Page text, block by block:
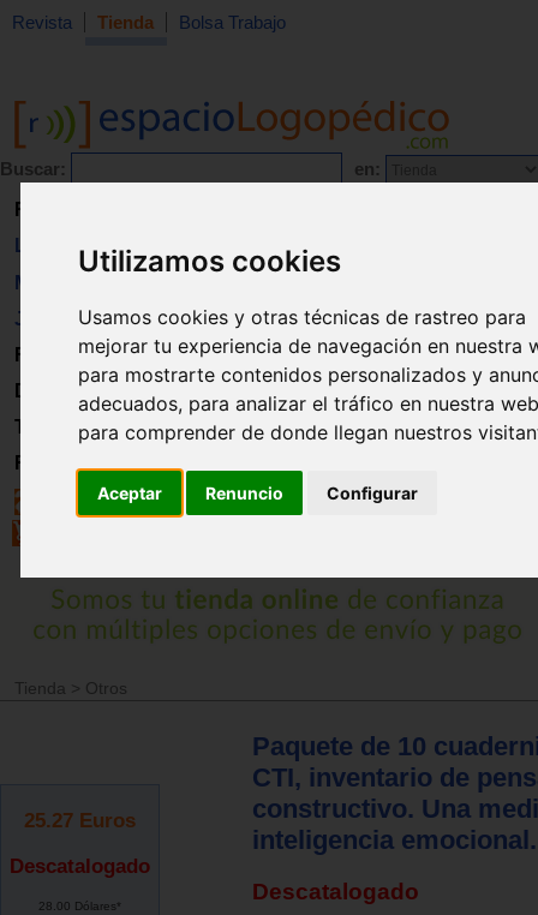
Utilizamos cookies
Usamos cookies y otras técnicas de rastreo para
mejorar tu experiencia de navegación en nuestra
para mostrarte contenidos personalizados y
adecuados, para analizar el tráfico en nuestra
para comprender de donde llegan nuestros
Aceptar Renuncio Configurar
Revista Tienda Bolsa Trabajo
Buscar: en:
Revista
Libros
Material
Juguetes
Formación
Directorio
Trabajo
Registro
Tienda > Otros
25.27 Euros
Descatalogado
28.00 Dólares*
Paquete de 10
CTI, inventario de
constructivo. Una
inteligencia
Descatalogado